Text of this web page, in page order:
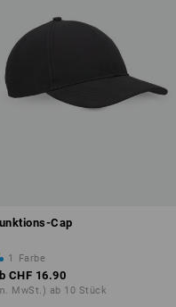
Cap
1 Farbe
CHF 16.90
MwSt.) ab 10 Stück